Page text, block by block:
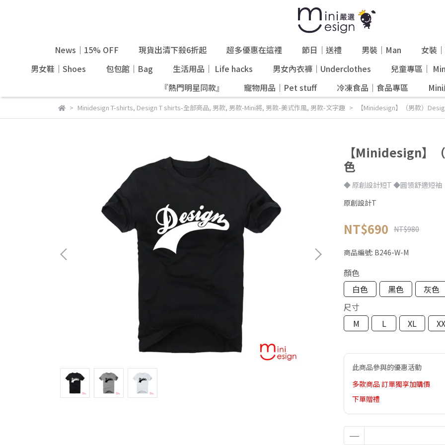
News｜15% OFF 現貨出清下殺6折起 超多優惠在這裡 節日｜送禮 男裝｜Man 女裝
男女鞋｜Shoes
包包館｜Bag 生活用品｜ Life hacks 男女內衣褲｜Underclothes 兒童專區｜
『熱門明星同款』
寵物用品｜Pet stuff 冷凍食品｜食品專區
Minidesign T-shirts, Design T shirts-全部商品, 男款, 男款-Mini將, 男款-美式作風, 男款-文字趣 【Minidesign】（男款）
【Minidesign】
色
◆ 原創設計短T ◆圓領舒適短袖
原創設計T
NT$690 NT$980
商品編號: B246-W-M
顏色
白色
黑色 灰色
尺寸
M
L XL
此商品參與的優惠活動
多款商品 訂單獨享加購價
下單贈禮